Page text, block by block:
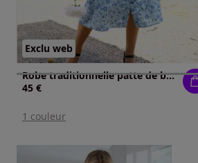
Exclu web
Robe traditionnelle patte de boutonnage sur toute la longueur
45 €
1 couleur